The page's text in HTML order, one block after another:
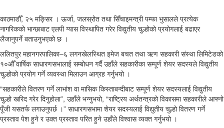
काठमाडौँ, २५ मङ्सिर । ऊर्जा, जलस्रोत तथा सिँचाइमन्त्री पम्फा भुसालले प्रत्येक
नागरिकको भान्छाबाट एलपी ग्यास विस्थापित गरेर विद्युतीय चुल्होको प्रयोगलाई बढाएर
लैजानुपर्ने बताउनुभएको छ ।
ललितपुर महानगरपालिका–६ लगनखेलस्थित इमेज बचत तथा ऋण सहकारी संस्था लिमिटेडको
१०औँ वार्षिक साधारणसभालाई सम्बोधन गर्दै उहाँले सहकारीका सम्पूर्ण शेयर सदस्यले विद्युतीय
चुल्होको प्रयोग गर्ने व्यवस्था मिलाउन आग्रह गर्नुभयो ।
“सहकारीले वितरण गर्ने लाभांश वा मासिक किस्ताबन्दीबाट सम्पूर्ण शेयर सदस्यलाई विद्युतीय
चुल्हो खरिद गरेर दिनुहोला”, उहाँले भन्नुभयो, “राष्ट्रिय अर्थतन्त्रको विकासमा सहकारीले आफ्नो
पूँजी यसतर्फ लगाउनुपर्छ ।” साधारणसभामा शेयर सदस्यलाई विद्युतीय चुल्हो वितरण गर्ने
प्रस्ताव पेश हुने र उक्त प्रस्ताव परित हुने उहाँले विश्वास व्यक्त गर्नुभयो ।